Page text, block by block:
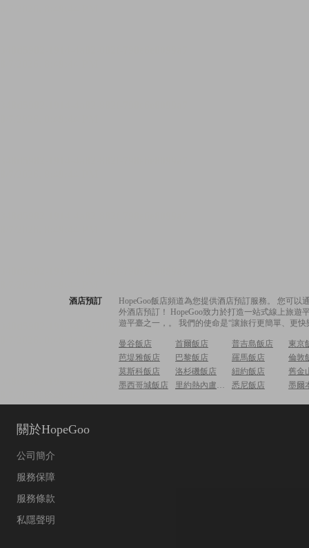
酒店預訂
HopeGoo飯店頻道為您提供酒店預訂服務。 您可
外酒店預訂！ HopeGoo致力於打造一站式線上旅
遊平臺之一，。 我們的使命是“讓旅行更簡單、更
曼谷飯店 首爾飯店 普吉島飯店
東京
芭堤雅飯店
巴黎飯店 羅馬飯店
倫敦
莫斯科飯店
洛杉磯飯店 紐約飯店
舊金
墨西哥城飯店
里約熱內盧飯店 悉尼飯店 墨爾
關於HopeGoo
公司簡介
服務保障
服務條款
私隱聲明